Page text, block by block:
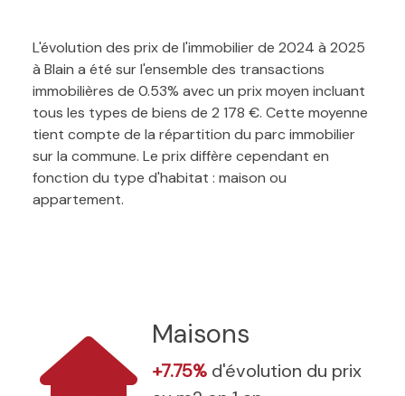
L'évolution des prix de l'immobilier de 2024 à 2025
à Blain a été sur l'ensemble des transactions
immobilières de 0.53% avec un prix moyen incluant
tous les types de biens de 2 178 €. Cette moyenne
tient compte de la répartition du parc immobilier
sur la commune. Le prix diffère cependant en
fonction du type d'habitat : maison ou
appartement.
Maisons
+7.75% d'évolution du prix